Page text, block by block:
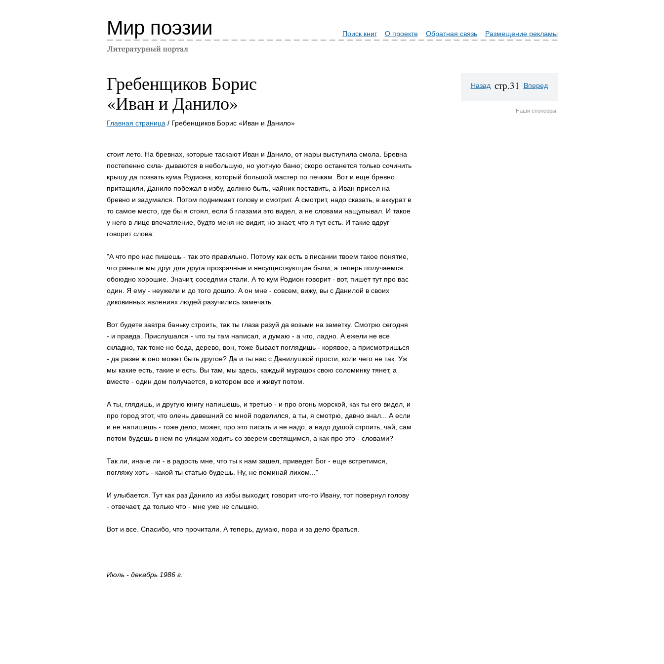
Мир поэзии Поиск книг О проекте Обратная связь Размещение рекламы
Гребенщиков Борис
«Иван и Данило»
Главная страница / Гребенщиков Борис «Иван и Данило»
стоит лето. На бревнах, которые таскают Иван и Данило, от жары выступила смола. Бревна
постепенно скла- дываются в небольшую, но уютную баню; скоро останется только сочинить
крышу да позвать кума Родиона, который большой мастер по печкам. Вот и еще бревно
притащили, Данило побежал в избу, должно быть, чайник поставить, а Иван присел на
бревно и задумался. Потом поднимает голову и смотрит. А смотрит, надо сказать, в аккурат в
то самое место, где бы я стоял, если б глазами это видел, а не словами нащупывал. И такое
у него в лице впечатление, будто меня не видит, но знает, что я тут есть. И такие вдруг
говорит слова:
"А что про нас пишешь - так это правильно. Потому как есть в писании твоем такое понятие,
что раньше мы друг для друга прозрачные и несуществующие были, а теперь получаемся
обоюдно хорошие. Значит, соседями стали. А то кум Родион говорит - вот, пишет тут про вас
один. Я ему - неужели и до того дошло. А он мне - совсем, вижу, вы с Данилой в своих
диковинных явлениях людей разучились замечать.
Вот будете завтра баньку строить, так ты глаза разуй да возьми на заметку. Смотрю сегодня
- и правда. Прислушался - что ты там написал, и думаю - а что, ладно. А ежели не все
складно, так тоже не беда, дерево, вон, тоже бывает поглядишь - корявое, а присмотришься
- да разве ж оно может быть другое? Да и ты нас с Данилушкой прости, коли чего не так. Уж
мы какие есть, такие и есть. Вы там, мы здесь, каждый мурашок свою соломинку тянет, а
вместе - один дом получается, в котором все и живут потом.
А ты, глядишь, и другую книгу напишешь, и третью - и про огонь морской, как ты его видел, и
про город этот, что олень давешний со мной поделился, а ты, я смотрю, давно знал... А если
и не напишешь - тоже дело, может, про это писать и не надо, а надо душой строить, чай, сам
потом будешь в нем по улицам ходить со зверем светящимся, а как про это - словами?
Так ли, иначе ли - в радость мне, что ты к нам зашел, приведет Бог - еще встретимся,
погляжу хоть - какой ты статью будешь. Ну, не поминай лихом..."
И улыбается. Тут как раз Данило из избы выходит, говорит что-то Ивану, тот повернул голову
- отвечает, да только что - мне уже не слышно.
Вот и все. Спасибо, что прочитали. А теперь, думаю, пора и за дело браться.
Июль - декабрь 1986 г.
Назад стр.31 Вперед
Наши спонсоры: